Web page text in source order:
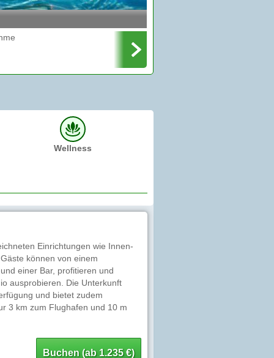
Wellness
Einrichtungen wie Innen-
können von einem
einer Bar, profitieren und
ausprobieren. Die Unterkunft
und bietet zudem
3 km zum Flughafen und 10 m
Buchen (ab 1.235 €)